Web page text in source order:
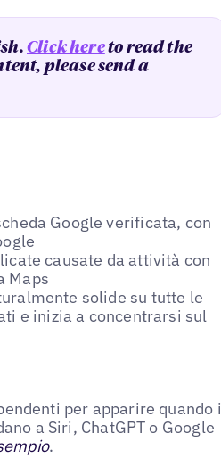
Click hereto read the
please send a
Google verificata, con
causate da attività con
Maps
solide su tutte le
e inizia a concentrarsi sul
per apparire quando i
a Siri, ChatGPT o Google
.